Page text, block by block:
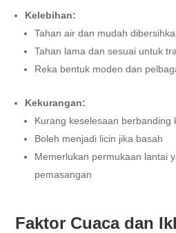
Kelebihan:
Tahan air dan mudah
Tahan lama dan sesuai untuk
Reka bentuk moden dan
Kekurangan:
Kurang keselesaan berbanding
Boleh menjadi licin jika basah
Memerlukan permukaan lantai
pemasangan
Faktor Cuaca dan